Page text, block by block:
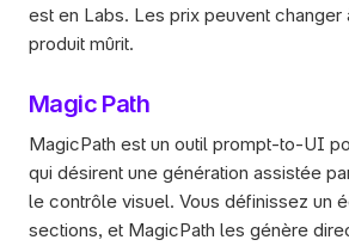
est en Labs. Les prix peuvent changer
produit mûrit.
Magic Path
MagicPath est un outil prompt-to-UI
qui désirent une génération assistée
le contrôle visuel. Vous définissez un
sections, et MagicPath les génère